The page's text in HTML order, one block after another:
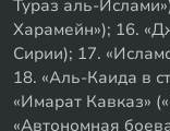
Тураз аль-
Харамейн»); 16.
Сирии); 17.
18. «Аль-Каида в
«Имарат Кавказ»
«Автономная